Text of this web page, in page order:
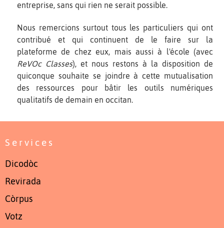
entreprise, sans qui rien ne serait possible.
Nous remercions surtout tous les particuliers qui ont
contribué et qui continuent de le faire sur la
plateforme de chez eux, mais aussi à l'école (avec
ReVOc Classes), et nous restons à la disposition de
quiconque souhaite se joindre à cette mutualisation
des ressources pour bâtir les outils numériques
qualitatifs de demain en occitan.
Services
Dicodòc
Revirada
Còrpus
Votz